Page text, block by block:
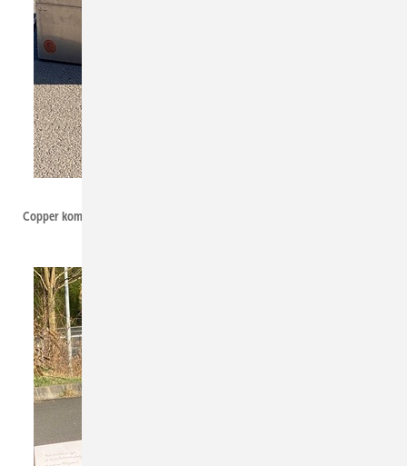
Copper kommt in einer sicheren Box mit Gästebuch gereist